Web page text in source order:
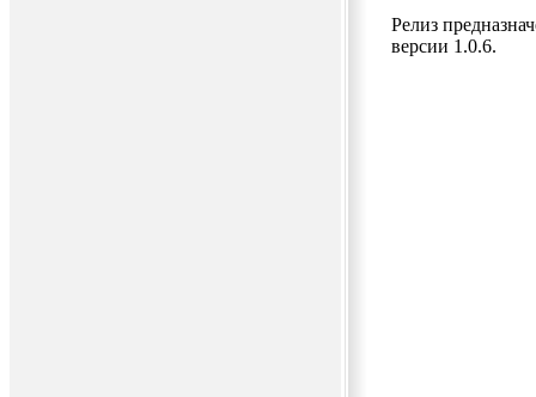
Релиз
версии 1.0.6.